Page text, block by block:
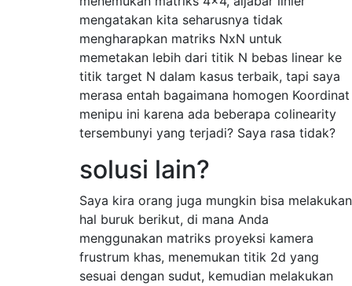
mengatakan kita seharusnya tidak
mengharapkan matriks NxN untuk
memetakan lebih dari titik N bebas linear ke
titik target N dalam kasus terbaik, tapi saya
merasa entah bagaimana homogen Koordinat
menipu ini karena ada beberapa colinearity
tersembunyi yang terjadi? Saya rasa tidak?
solusi lain?
Saya kira orang juga mungkin bisa melakukan
hal buruk berikut, di mana Anda
menggunakan matriks proyeksi kamera
frustrum khas, menemukan titik 2d yang
sesuai dengan sudut, kemudian melakukan